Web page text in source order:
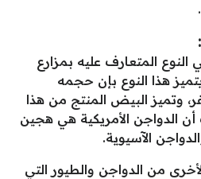
النوع المتعارف عليه بمزارع
هذا النوع بإن حجمه
وتميز البيض المنتج من هذا
أن الدواجن الأمريكية هي هجين
الآسيوية.
من الدواجن والطيور التي